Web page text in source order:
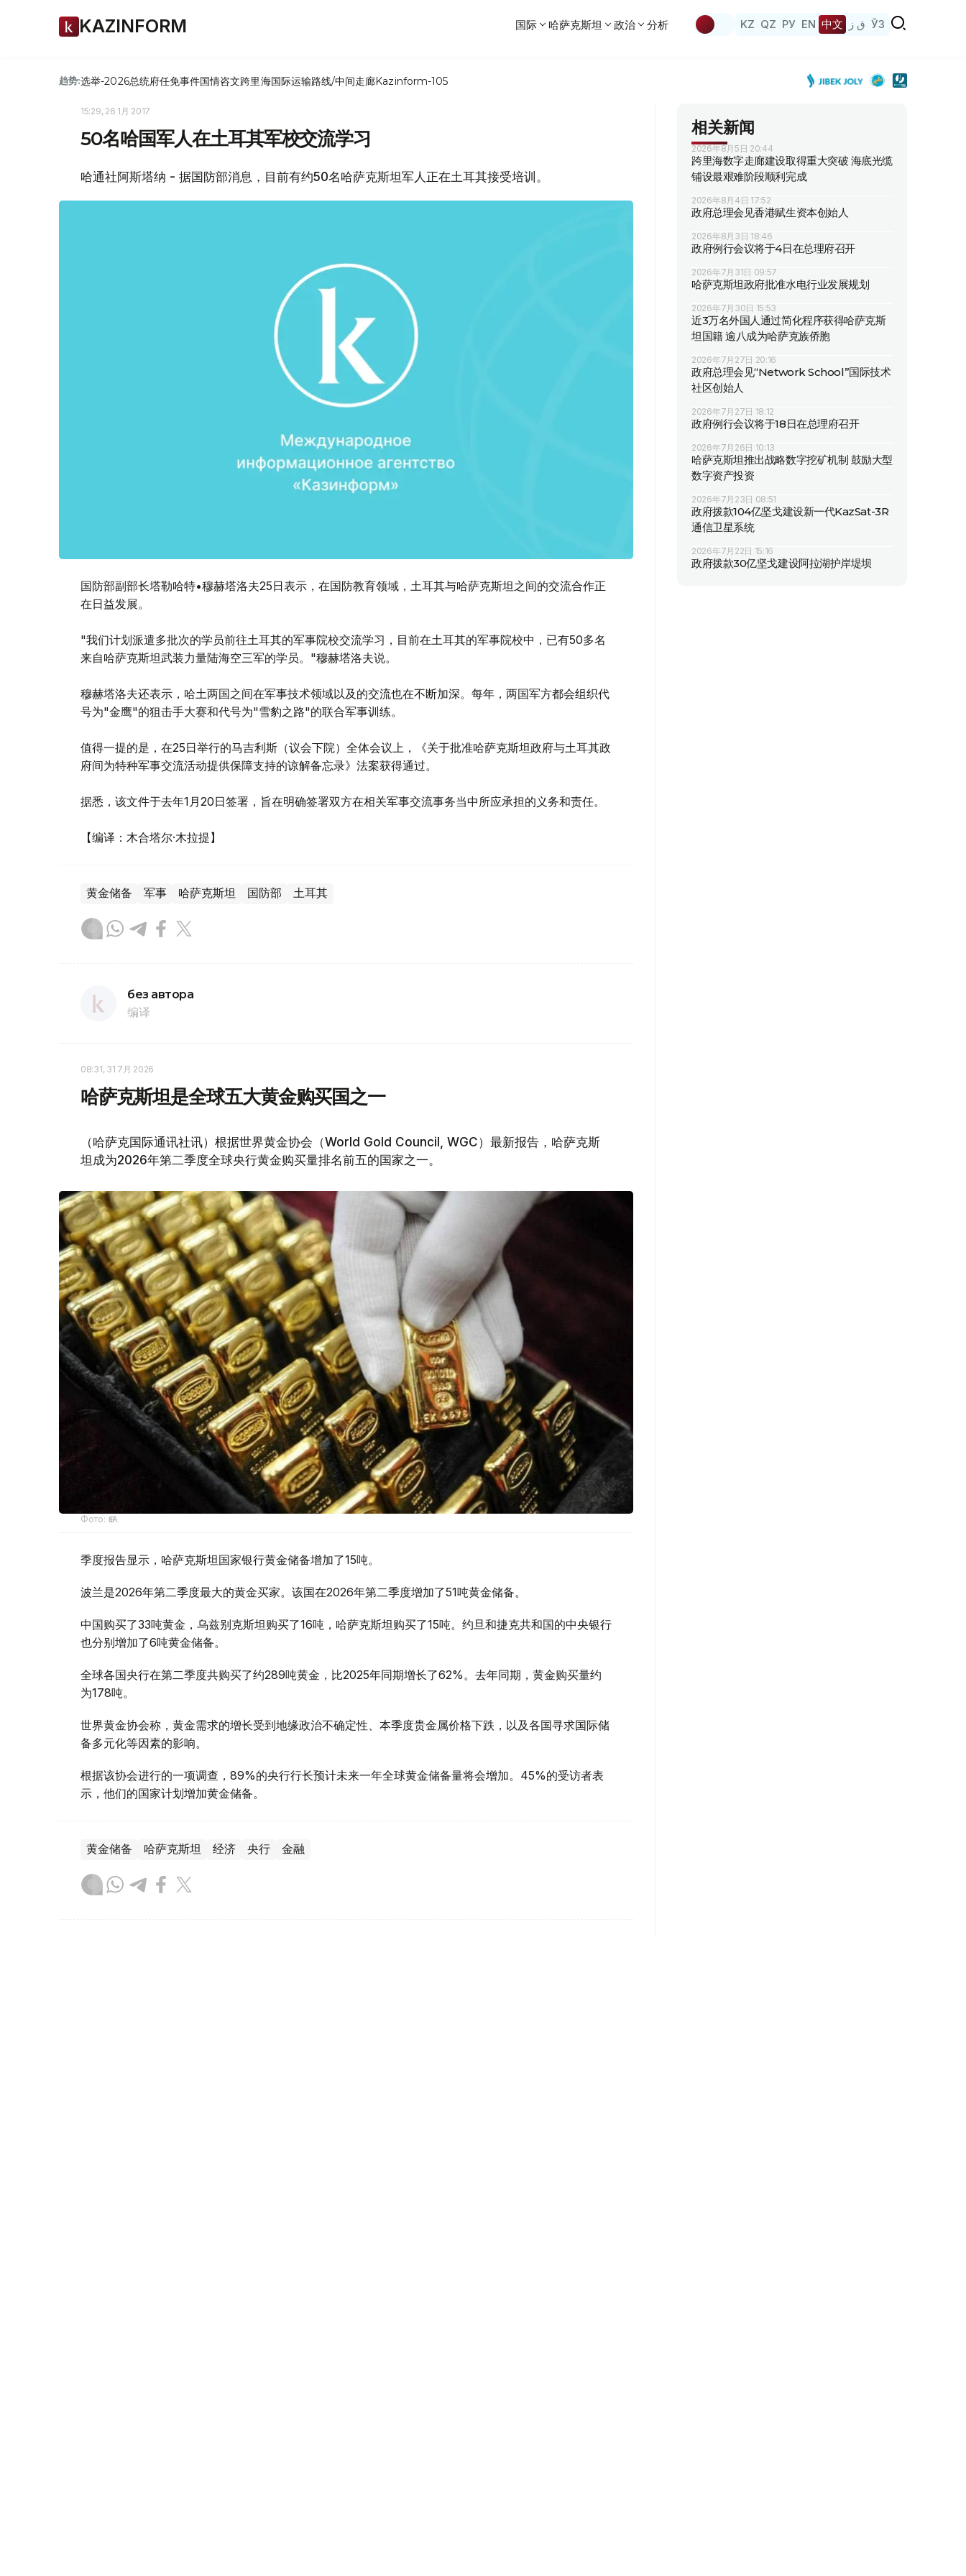
KAZINFORM 国际 哈萨克斯坦 政治 分析 KZ QZ РУ EN 中文 ق ز ЎЗ
趋势:选举-2026总统府任免事件国情咨文跨里海国际运输路线/中间走廊Kazinform-105
15:29, 26 1月 2017
50名哈国军人在土耳其军校交流学习
哈通社阿斯塔纳 - 据国防部消息，目前有约50名哈萨克斯坦军人正在土耳其接受培训。
国防部副部长塔勒哈特•穆赫塔洛夫25日表示，在国防教育领域，土耳其与哈萨克斯坦之间的交流合作正
在日益发展。
"我们计划派遣多批次的学员前往土耳其的军事院校交流学习，目前在土耳其的军事院校中，已有50多名
来自哈萨克斯坦武装力量陆海空三军的学员。"穆赫塔洛夫说。
穆赫塔洛夫还表示，哈土两国之间在军事技术领域以及的交流也在不断加深。每年，两国军方都会组织代
号为"金鹰"的狙击手大赛和代号为"雪豹之路"的联合军事训练。
值得一提的是，在25日举行的马吉利斯（议会下院）全体会议上，《关于批准哈萨克斯坦政府与土耳其政
府间为特种军事交流活动提供保障支持的谅解备忘录》法案获得通过。
据悉，该文件于去年1月20日签署，旨在明确签署双方在相关军事交流事务当中所应承担的义务和责任。
【编译：木合塔尔·木拉提】
黄金储备 军事 哈萨克斯坦 国防部 土耳其
без автора
编译
08:31, 31 7月 2026
哈萨克斯坦是全球五大黄金购买国之一
（哈萨克国际通讯社讯）根据世界黄金协会（World Gold Council, WGC）最新报告，哈萨克斯
坦成为2026年第二季度全球央行黄金购买量排名前五的国家之一。
Фото: ӨзА
季度报告显示，哈萨克斯坦国家银行黄金储备增加了15吨。
波兰是2026年第二季度最大的黄金买家。该国在2026年第二季度增加了51吨黄金储备。
中国购买了33吨黄金，乌兹别克斯坦购买了16吨，哈萨克斯坦购买了15吨。约旦和捷克共和国的中央银行
也分别增加了6吨黄金储备。
全球各国央行在第二季度共购买了约289吨黄金，比2025年同期增长了62%。去年同期，黄金购买量约
为178吨。
世界黄金协会称，黄金需求的增长受到地缘政治不确定性、本季度贵金属价格下跌，以及各国寻求国际储
备多元化等因素的影响。
根据该协会进行的一项调查，89%的央行行长预计未来一年全球黄金储备量将会增加。45%的受访者表
示，他们的国家计划增加黄金储备。
黄金储备 哈萨克斯坦 经济 央行 金融
相关新闻
2026年8月5日 20:44
跨里海数字走廊建设取得重大突破 海底光缆
铺设最艰难阶段顺利完成
2026年8月4日 17:52
政府总理会见香港赋生资本创始人
2026年8月3日 18:46
政府例行会议将于4日在总理府召开
2026年7月31日 09:57
哈萨克斯坦政府批准水电行业发展规划
2026年7月30日 15:53
近3万名外国人通过简化程序获得哈萨克斯
坦国籍 逾八成为哈萨克族侨胞
2026年7月27日 20:16
政府总理会见“Network School”国际技术
社区创始人
2026年7月27日 18:12
政府例行会议将于18日在总理府召开
2026年7月26日 10:13
哈萨克斯坦推出战略数字挖矿机制 鼓励大型
数字资产投资
2026年7月23日 08:51
政府拨款104亿坚戈建设新一代KazSat-3R
通信卫星系统
2026年7月22日 15:16
政府拨款30亿坚戈建设阿拉湖护岸堤坝